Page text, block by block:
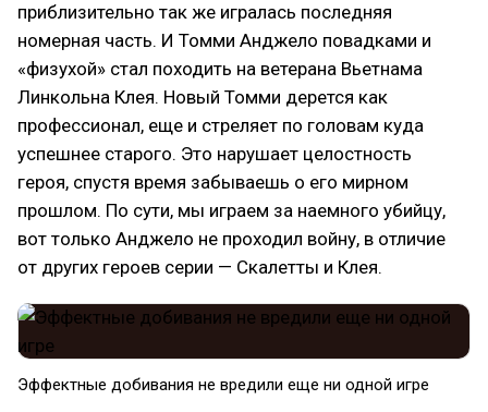
приблизительно так же игралась последняя
номерная часть. И Томми Анджело повадками и
«физухой» стал походить на ветерана Вьетнама
Линкольна Клея. Новый Томми дерется как
профессионал, еще и стреляет по головам куда
успешнее старого. Это нарушает целостность
героя, спустя время забываешь о его мирном
прошлом. По сути, мы играем за наемного убийцу,
вот только Анджело не проходил войну, в отличие
от других героев серии — Скалетты и Клея.
Эффектные добивания не вредили еще ни одной игре